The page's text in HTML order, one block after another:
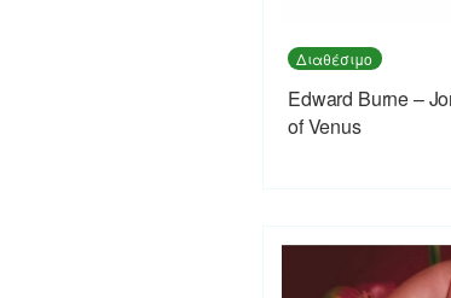
Διαθέσιμο
Edward Burne –
of Venus